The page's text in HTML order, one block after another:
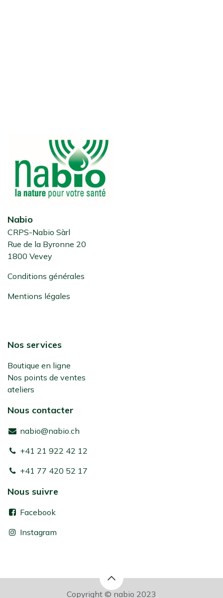
Nabio
CRPS-Nabio Sàrl
Rue de la Byronne 20
1800 Vevey
Conditions générales
Mentions légales
Nos services
Boutique en ligne
Nos points de ventes
ateliers
Nous contacter
nabio@nabio.ch
+41 21 922 42 12
+41 77 420 52 17
Nous suivre
Facebook
Instagram
Copyright © nabio 2023